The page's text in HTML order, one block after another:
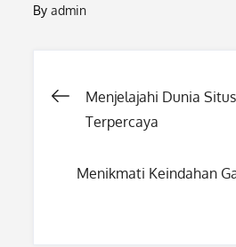
Byadmin
Post
Menjelajahi Dunia
Terpercaya
Menikmati Keindahan